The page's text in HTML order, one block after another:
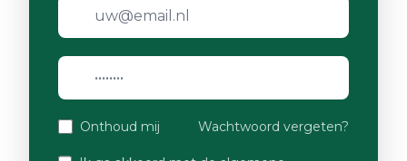
Onthoud mij Wachtwoord vergeten?